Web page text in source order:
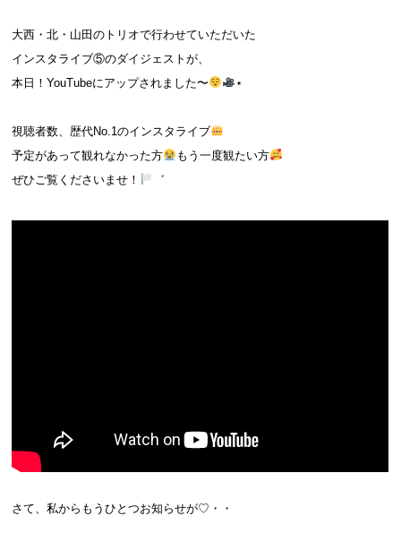
大西・北・山田のトリオで行わせていただいた
インスタライブ⑤のダイジェストが、
本日！YouTubeにアップされました〜
⋆
視聴者数、歴代No.1のインスタライブ
予定があって観れなかった方
もう一度観たい方
ぜひご覧くださいませ！
゛
さて、私からもうひとつお知らせが♡・・